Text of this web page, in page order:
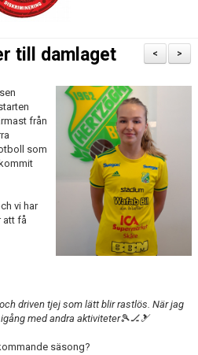
>
<
till damlaget
från
som
vi har
att få
driven tjej som lätt blir rastlös. När jag
med andra aktiviteter🎾🏒🎿
säsong?